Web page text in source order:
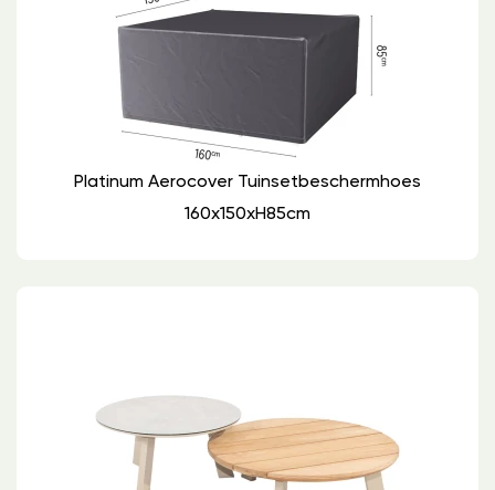
Platinum Aerocover Tuinsetbeschermhoes
160x150xH85cm